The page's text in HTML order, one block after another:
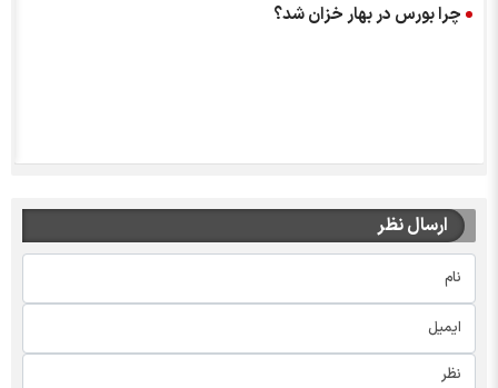
چرا بورس در بهار خزان شد؟
ارسال نظر